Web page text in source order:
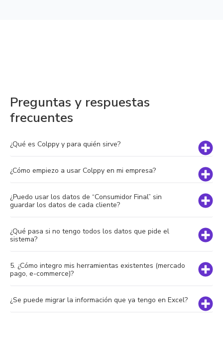
Preguntas y respuestas
frecuentes
¿Qué es Colppy y para quién sirve?
¿Cómo empiezo a usar Colppy en mi empresa?
¿Puedo usar los datos de “Consumidor Final” sin
guardar los datos de cada cliente?
¿Qué pasa si no tengo todos los datos que pide el
sistema?
5. ¿Cómo integro mis herramientas existentes (mercado
pago, e-commerce)?
¿Se puede migrar la información que ya tengo en Excel?